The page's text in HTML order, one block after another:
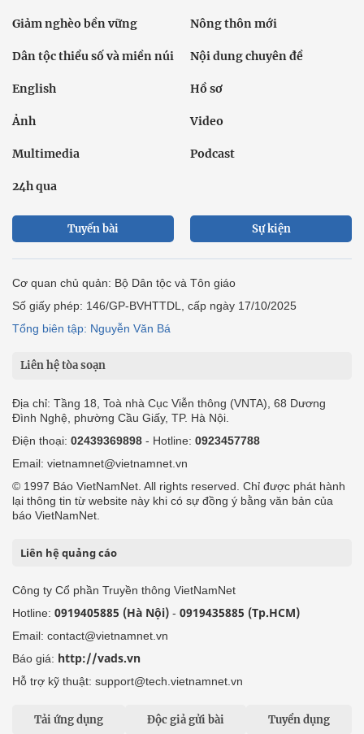
Giảm nghèo bền vững Nông thôn mới
Dân tộc thiểu số và miền núi Nội dung chuyên đề
English Hồ sơ
Ảnh Video
Multimedia Podcast
24h qua
Tuyến bài Sự kiện
Cơ quan chủ quản: Bộ Dân tộc và Tôn giáo
Số giấy phép: 146/GP-BVHTTDL, cấp ngày 17/10/2025
Tổng biên tập: Nguyễn Văn Bá
Liên hệ tòa soạn
Địa chỉ: Tầng 18, Toà nhà Cục Viễn thông (VNTA), 68 Dương
Đình Nghệ, phường Cầu Giấy, TP. Hà Nội.
Điện thoại: 02439369898 - Hotline: 0923457788
Email: vietnamnet@vietnamnet.vn
© 1997 Báo VietNamNet. All rights reserved. Chỉ được phát hành
lại thông tin từ website này khi có sự đồng ý bằng văn bản của
báo VietNamNet.
Liên hệ quảng cáo
Công ty Cổ phần Truyền thông VietNamNet
Hotline: 0919405885 (Hà Nội) - 0919435885 (Tp.HCM)
Email: contact@vietnamnet.vn
Báo giá: http://vads.vn
Hỗ trợ kỹ thuật: support@tech.vietnamnet.vn
Tải ứng dụng Độc giả gửi bài Tuyển dụng